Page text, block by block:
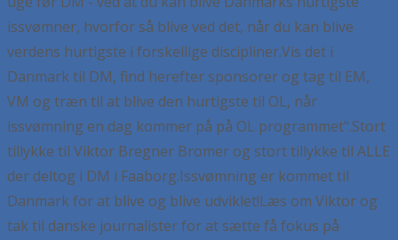
issvømner, hvorfor så blive ved det, når du kan blive
verdens hurtigste i forskellige discipliner.Vis det i
Danmark til DM, find herefter sponsorer og tag til EM,
VM og træn til at blive den hurtigste til OL, når
issvømning en dag kommer på på OL programmet".Stort
tillykke til Viktor Bregner Bromer og stort tillykke til ALLE
der deltog i DM i Faaborg.Issvømning er kommet til
Danmark for at blive og blive udviklet!Læs om Viktor og
tak til danske journalister for at sætte få fokus på